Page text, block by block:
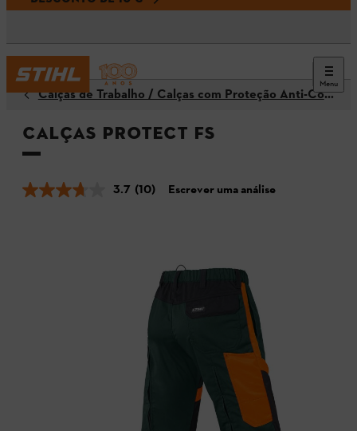
Menu
Calças de Trabalho / Calças com Proteção Anti-Corte
Calças PROTECT FS
3.7 (10) Escrever uma análise